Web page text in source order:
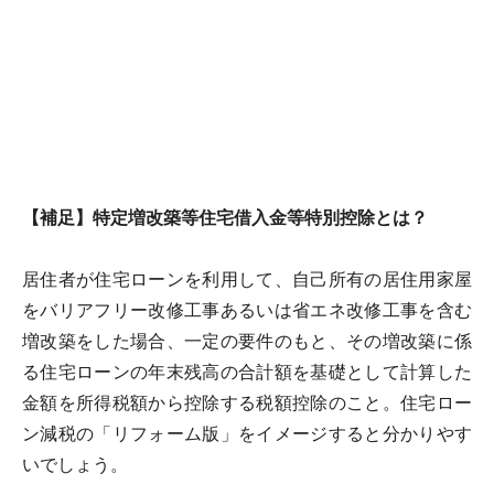
【補足】特定増改築等住宅借入金等特別控除とは？
居住者が住宅ローンを利用して、自己所有の居住用家屋
をバリアフリー改修工事あるいは省エネ改修工事を含む
増改築をした場合、一定の要件のもと、その増改築に係
る住宅ローンの年末残高の合計額を基礎として計算した
金額を所得税額から控除する税額控除のこと。住宅ロー
ン減税の「リフォーム版」をイメージすると分かりやす
いでしょう。